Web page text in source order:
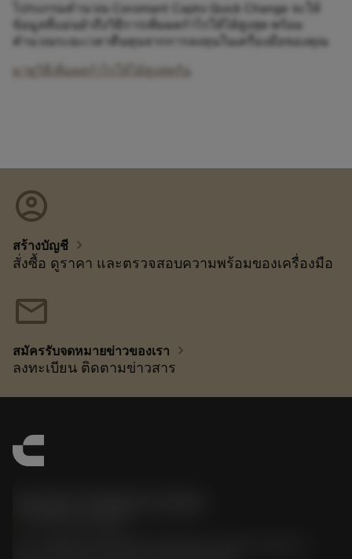
โปรแกรมคำนวณ Coromant Capto Quick Change จะให้
ข้อมูลที่แม่นยำถึงวิธีการเพิ่มผลกำไรให้ได้สูงสุด พร้อม
คำนวณระยะเวลาคืนทุนจากการลงทุนในเครื่องมือของคุณ
มาดูวิธีเพิ่มผลกำไรให้ได้สูงสุดกัน
account_circle
สร้างบัญชี chevron_right
สั่งซื้อ ดูราคา และตรวจสอบความพร้อมของเครื่องมือ
mail
สมัครรับจดหมายข่าวของเรา chevron_right
ลงทะเบียน ติดตามข่าวสาร